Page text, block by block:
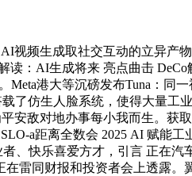
频生成取社交互动的立异产
读：AI生成将来 亮点曲击
港大等沉磅发布Tuna：同
了仿生人脸系统，使得大量工
安敌对地办事每小我而生。获
a距离全数会 2025 AI 赋能工
、快乐喜爱方才，引言 正在汽
雷同财报和投资者会上透露